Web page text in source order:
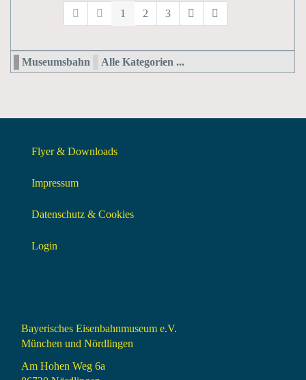
1 2 3
Museumsbahn Alle Kategorien ...
Flyer & Downloads
Impressum
Datenschutz & Cookies
Login
Bayerisches Eisenbahnmuseum e.V.
München und Nördlingen
Am Hohen Weg 6a